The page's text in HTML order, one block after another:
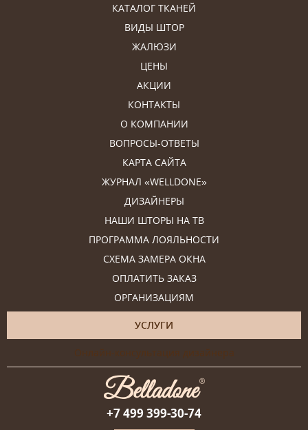
КАТАЛОГ ТКАНЕЙ
ВИДЫ ШТОР
ЖАЛЮЗИ
ЦЕНЫ
АКЦИИ
КОНТАКТЫ
О КОМПАНИИ
ВОПРОСЫ-ОТВЕТЫ
КАРТА САЙТА
ЖУРНАЛ «WELLDONE»
ДИЗАЙНЕРЫ
НАШИ ШТОРЫ НА ТВ
ПРОГРАММА ЛОЯЛЬНОСТИ
СХЕМА ЗАМЕРА ОКНА
ОПЛАТИТЬ ЗАКАЗ
ОРГАНИЗАЦИЯМ
УСЛУГИ
Онлайн-консультация дизайнера
+7 499 399-30-74